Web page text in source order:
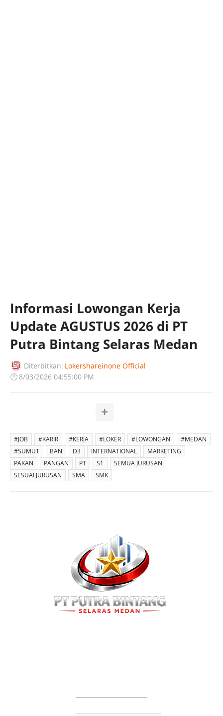
Informasi Lowongan Kerja
Update AGUSTUS 2026 di PT
Putra Bintang Selaras Medan
Diterbitkan: Lokershareinone Official
🕐 8/03/2026 04:55:00 PM
#JOB #KARIR #KERJA #LOKER #LOWONGAN
#MEDAN
#SUMUT
BAN D3 INTERNATIONAL
MARKETING
PAKAN
PANGAN PT S1
SEMUA JURUSAN
SESUAI JURUSAN
SMA SMK